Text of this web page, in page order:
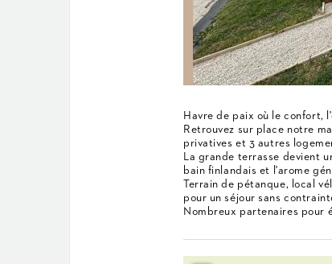
Havre de paix où le confort,
Retrouvez sur place notre
privatives et 3 autres
La grande terrasse devient
bain finlandais et l'arome
Terrain de pétanque, local
pour un séjour sans
Nombreux partenaires pour